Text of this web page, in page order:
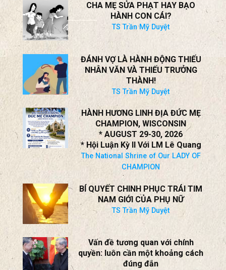
CHA MẸ SỬA PHẠT HAY BẠO
HÀNH CON CÁI?
TS Trần Mỹ Duyệt
ĐÁNH VỢ LÀ HÀNH ĐỘNG THIẾU
NHÂN VĂN VÀ THIẾU TRƯỞNG
THÀNH!
TS Trần Mỹ Duyệt
HÀNH HƯƠNG LINH ĐỊA ĐỨC MẸ
CHAMPION, WISCONSIN
* AUGUST 29-30, 2026
* Hội Luận Kỳ II Với LM Lê Quang
The National Shrine of Our LADY OF
CHAMPION
BÍ QUYẾT CHINH PHỤC TRÁI TIM
NAM GIỚI CỦA PHỤ NỮ
TS Trần Mỹ Duyệt
Vấn đề tương quan với chính
quyền: luôn cần một khoảng cách
đúng đắn